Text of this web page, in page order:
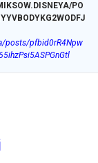
PO
posts/pfbid0rR4Npw